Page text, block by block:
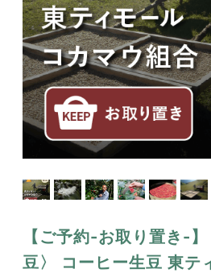
【ご予約-お取り置き-
豆〉 コーヒー生豆 東テ